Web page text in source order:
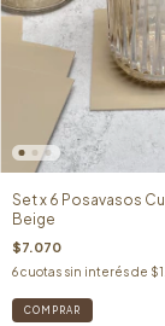
Set x 6 Posavasos
Beige
$7.070
6cuotas sin interés de